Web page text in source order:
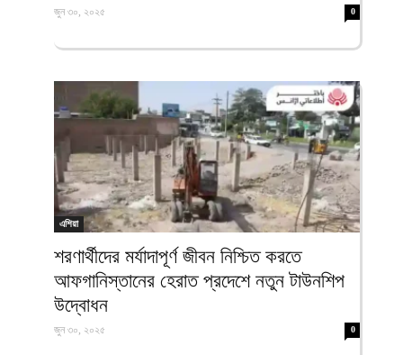
জুন ৩০, ২০২৫ 0
এশিয়া
শরণার্থীদের মর্যাদাপূর্ণ জীবন নিশ্চিত করতে
আফগানিস্তানের হেরাত প্রদেশে নতুন টাউনশিপ
উদ্বোধন
জুন ৩০, ২০২৫ 0